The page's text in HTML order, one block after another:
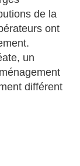
de la
ont
un
différent